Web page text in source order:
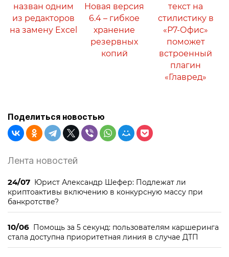
назван одним
из редакторов
на замену Excel
Новая версия
6.4 – гибкое
хранение
резервных
копий
текст на
стилистику в
«Р7-Офис»
поможет
встроенный
плагин
«Главред»
Поделиться новостью
Лента новостей
24/07 Юрист Александр Шефер: Подлежат ли
криптоактивы включению в конкурсную массу при
банкротстве?
10/06 Помощь за 5 секунд: пользователям каршеринга
стала доступна приоритетная линия в случае ДТП